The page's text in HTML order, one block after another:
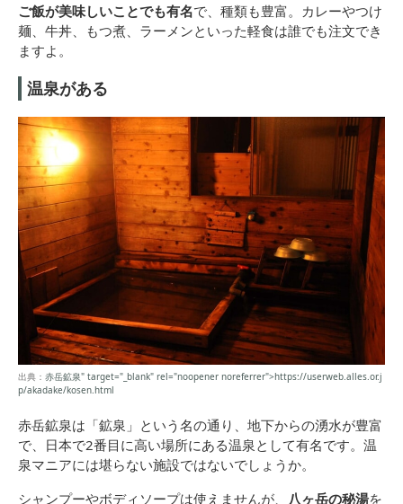
ご飯が美味しいことでも有名で、種類も豊富。カレーやつけ
麺、牛丼、もつ煮、ラーメンといった軽食は誰でも注文でき
ますよ。
温泉がある
出典： 赤岳鉱泉" target="_blank" rel="noopener noreferrer">https://userweb.alles.or.j
p/akadake/kosen.html
赤岳鉱泉は「鉱泉」という名の通り、地下からの湧水が豊富
で、日本で2番目に高い場所にある温泉として有名です。温
泉マニアには堪らない施設ではないでしょうか。
シャンプーやボディソープは使えませんが、 八ヶ岳の秘湯を